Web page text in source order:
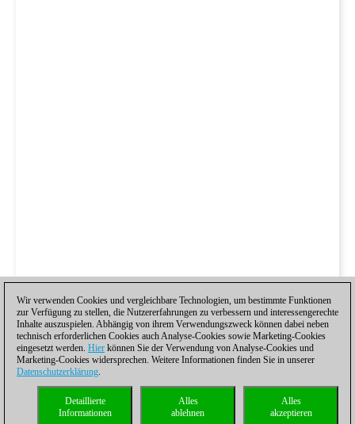
Wir verwenden Cookies und vergleichbare Technologien, um bestimmte Funktionen
zur Verfügung zu stellen, die Nutzererfahrungen zu verbessern und interessengerechte
Inhalte auszuspielen. Abhängig von ihrem Verwendungszweck können dabei neben
technisch erforderlichen Cookies auch Analyse-Cookies sowie Marketing-Cookies
eingesetzt werden. Hier können Sie der Verwendung von Analyse-Cookies und
Marketing-Cookies widersprechen. Weitere Informationen finden Sie in unserer
Datenschutzerklärung.
Alles
akzeptieren
Alles
ablehnen
Detaillierte
Informationen